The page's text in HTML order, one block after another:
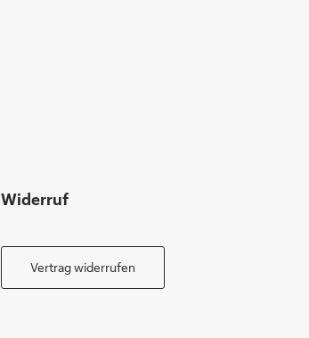
Widerruf
Vertrag widerrufen